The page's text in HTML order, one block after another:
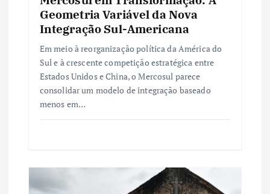
Geometria Variável da Nova
Integração Sul-Americana
Em meio à reorganização política da América do
Sul e à crescente competição estratégica entre
Estados Unidos e China, o Mercosul parece
consolidar um modelo de integração baseado
menos em…